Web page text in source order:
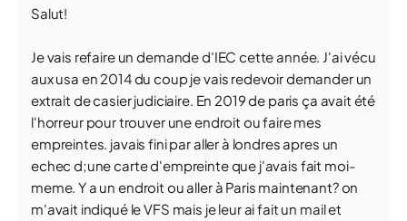
Salut!
Je vais refaire un demande d'IEC cette année. J'ai vécu
aux usa en 2014 du coup je vais redevoir demander un
extrait de casier judiciaire. En 2019 de paris ça avait été
l'horreur pour trouver une endroit ou faire mes
empreintes. javais fini par aller à londres apres un
echec d;une carte d'empreinte que j'avais fait moi-
meme. Y a un endroit ou aller à Paris maintenant? on
m'avait indiqué le VFS mais je leur ai fait un mail et